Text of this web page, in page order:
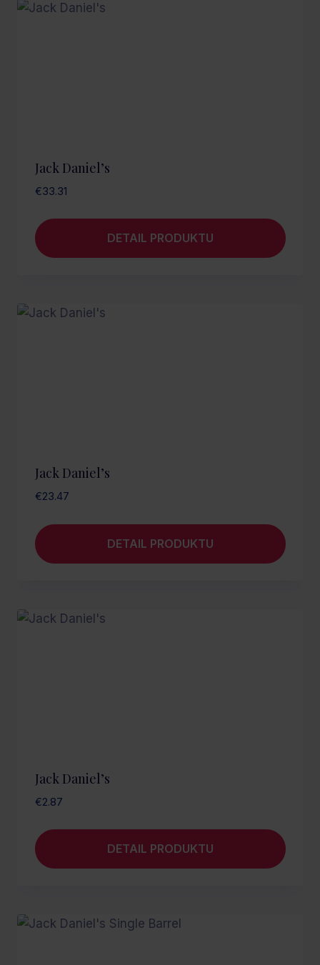
Jack Daniel’s
€33.31
DETAIL PRODUKTU
Jack Daniel’s
€23.47
DETAIL PRODUKTU
Jack Daniel’s
€2.87
DETAIL PRODUKTU